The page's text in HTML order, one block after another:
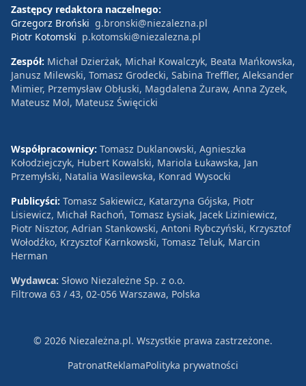
Zastępcy redaktora naczelnego:
Grzegorz Broński g.bronski@niezalezna.pl
Piotr Kotomski p.kotomski@niezalezna.pl
Zespół: Michał Dzierżak, Michał Kowalczyk, Beata Mańkowska,
Janusz Milewski, Tomasz Grodecki, Sabina Treffler, Aleksander
Mimier, Przemysław Obłuski, Magdalena Żuraw, Anna Zyzek,
Mateusz Mol, Mateusz Święcicki
Współpracownicy: Tomasz Duklanowski, Agnieszka
Kołodziejczyk, Hubert Kowalski, Mariola Łukawska, Jan
Przemyłski, Natalia Wasilewska, Konrad Wysocki
Publicyści: Tomasz Sakiewicz, Katarzyna Gójska, Piotr
Lisiewicz, Michał Rachoń, Tomasz Łysiak, Jacek Liziniewicz,
Piotr Nisztor, Adrian Stankowski, Antoni Rybczyński, Krzysztof
Wołodźko, Krzysztof Karnkowski, Tomasz Teluk, Marcin
Herman
Wydawca: Słowo Niezależne Sp. z o.o.
Filtrowa 63 / 43, 02-056 Warszawa, Polska
© 2026 Niezależna.pl. Wszystkie prawa zastrzeżone.
PatronatReklamaPolityka prywatności